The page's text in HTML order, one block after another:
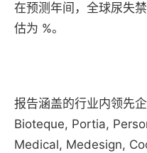
在预测年间，全球尿失
估为 %。
报告涵盖的行业内领先
Bioteque, Portia,
Medical, Medesign,